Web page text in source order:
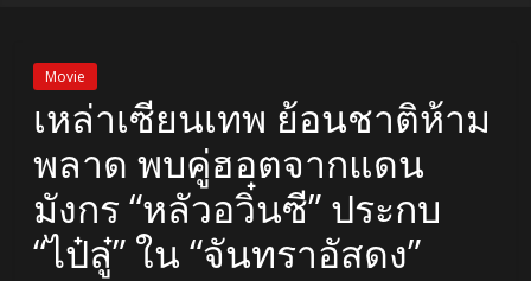
Movie
เหล่าเซียนเทพ ย้อนชาติห้าม
พลาด พบคู่ฮอตจากแดน
มังกร “หลัวอวิ๋นซี” ประกบ
“ไป๋ลู๋” ใน “จันทราอัสดง”